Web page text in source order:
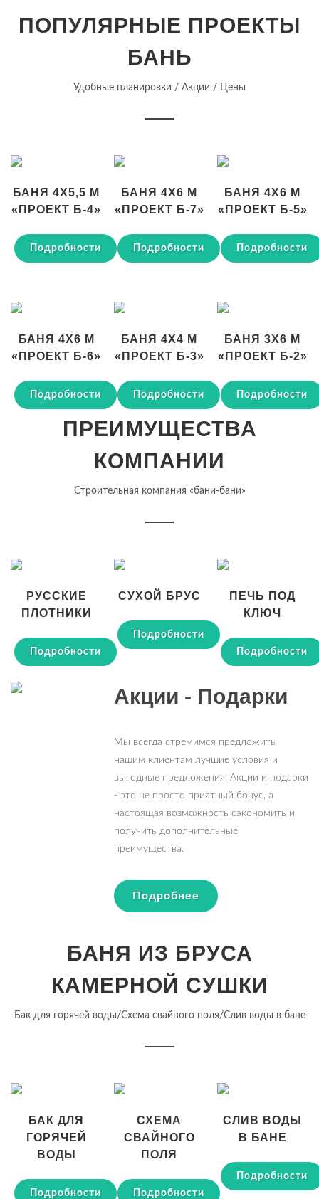
ПОПУЛЯРНЫЕ ПРОЕКТЫ
БАНЬ
Удобные планировки / Акции / Цены
БАНЯ 4Х5,5 М
«ПРОЕКТ Б-4»
Подробности
БАНЯ 4Х6 М
«ПРОЕКТ Б-7»
Подробности
БАНЯ 4Х6 М
«ПРОЕКТ Б-5»
Подробности
БАНЯ 4Х6 М
«ПРОЕКТ Б-6»
Подробности
БАНЯ 4Х4 М
«ПРОЕКТ Б-3»
Подробности
БАНЯ 3Х6 М
«ПРОЕКТ Б-2»
Подробности
ПРЕИМУЩЕСТВА
КОМПАНИИ
Строительная компания «бани-бани»
РУССКИЕ
ПЛОТНИКИ
Подробности
СУХОЙ БРУС
Подробности
ПЕЧЬ ПОД
КЛЮЧ
Подробности
Акции - Подарки
Мы всегда стремимся предложить
нашим клиентам лучшие условия и
выгодные предложения. Акции и подарки
- это не просто приятный бонус, а
настоящая возможность сэкономить и
получить дополнительные
преимущества.
Подробнее
БАНЯ ИЗ БРУСА
КАМЕРНОЙ СУШКИ
Бак для горячей воды/Схема свайного поля/Слив воды в бане
БАК ДЛЯ
ГОРЯЧЕЙ
ВОДЫ
Подробности
СХЕМА
СВАЙНОГО
ПОЛЯ
Подробности
СЛИВ ВОДЫ
В БАНЕ
Подробности